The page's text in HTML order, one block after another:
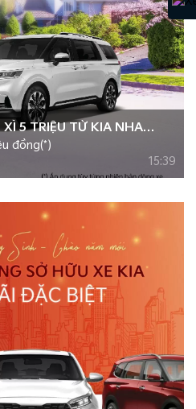
5 TRIỆU TỪ KIA NHA
đồng(*)
15:39